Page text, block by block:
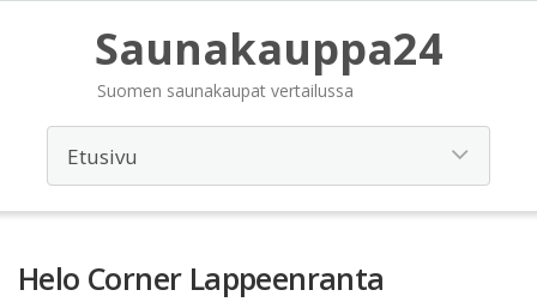
Saunakauppa24
Suomen saunakaupat vertailussa
Helo Corner Lappeenranta